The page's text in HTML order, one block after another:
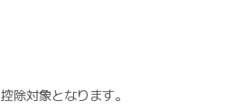
除対象となります。